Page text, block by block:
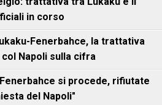
in corso
Fenerbahce, la trattativa
Napoli sulla cifra
si procede, rifiutate
del Napoli"